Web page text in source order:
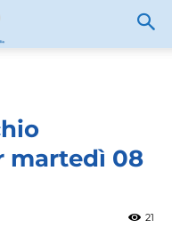
martedì 08
21